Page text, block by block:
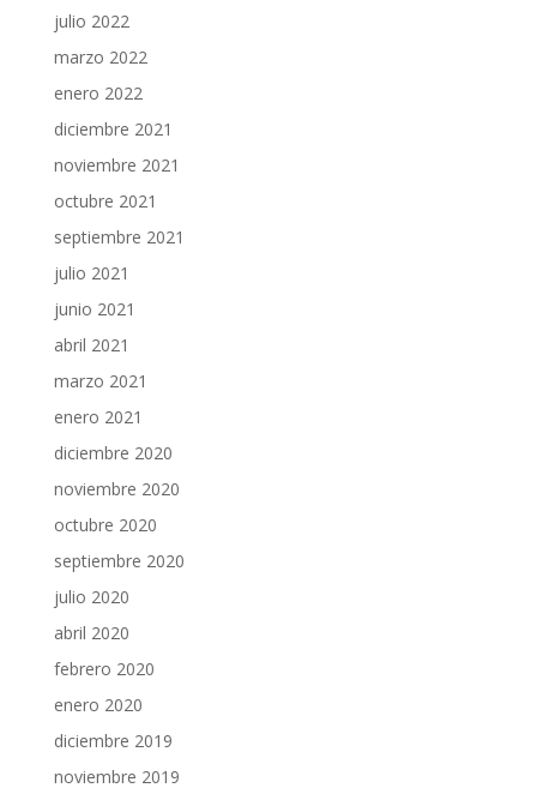
julio 2022
marzo 2022
enero 2022
diciembre 2021
noviembre 2021
octubre 2021
septiembre 2021
julio 2021
junio 2021
abril 2021
marzo 2021
enero 2021
diciembre 2020
noviembre 2020
octubre 2020
septiembre 2020
julio 2020
abril 2020
febrero 2020
enero 2020
diciembre 2019
noviembre 2019